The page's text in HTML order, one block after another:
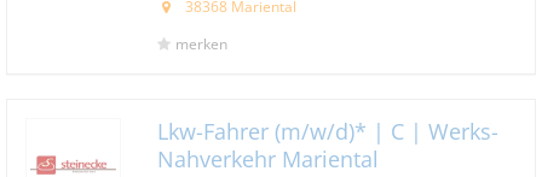
38368 Mariental
merken
Lkw-Fahrer (m/w/d)* | C | Werks-
Nahverkehr Mariental